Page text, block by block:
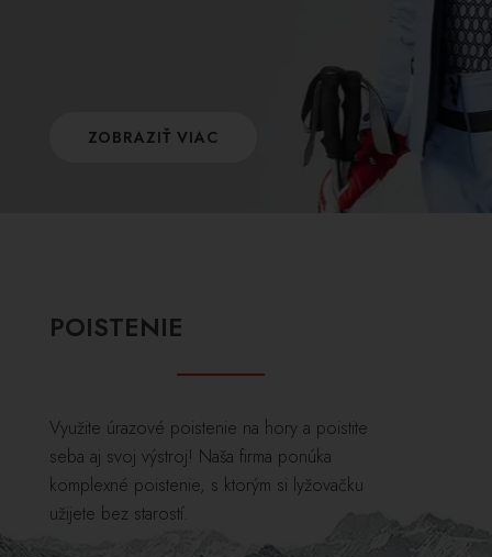
ZOBRAZIŤ VIAC
POISTENIE
Využite úrazové poistenie na hory a poistite
seba aj svoj výstroj! Naša firma ponúka
komplexné poistenie, s ktorým si lyžovačku
užijete bez starostí.